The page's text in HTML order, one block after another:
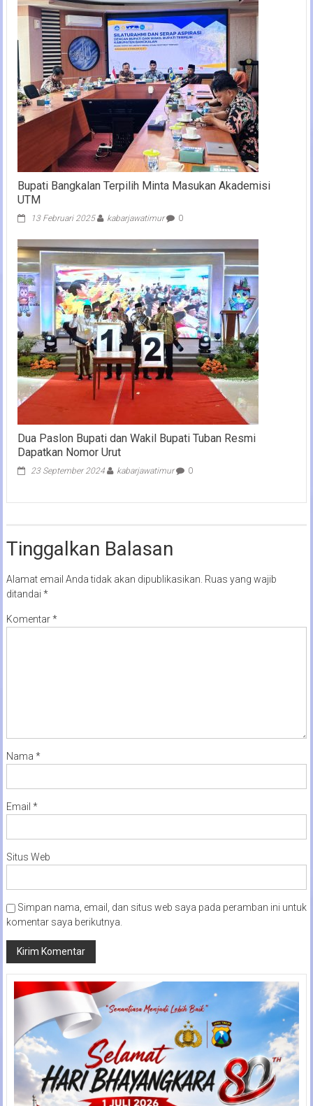
Bupati Bangkalan Terpilih Minta Masukan Akademisi
UTM
13 Februari 2025 kabarjawatimur 0
Dua Paslon Bupati dan Wakil Bupati Tuban Resmi
Dapatkan Nomor Urut
23 September 2024 kabarjawatimur 0
Tinggalkan Balasan
Alamat email Anda tidak akan dipublikasikan. Ruas yang wajib
ditandai *
Komentar*
Nama *
Email *
Situs Web
Simpan nama, email, dan situs web saya pada peramban ini untuk
komentar saya berikutnya.